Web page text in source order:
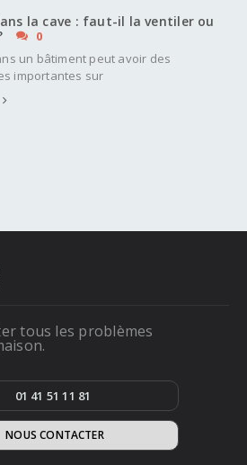
la cave : faut-il la ventiler ou
0
un bâtiment peut avoir des
importantes sur
tous les problèmes
01 41 51 11 81
NOUS CONTACTER